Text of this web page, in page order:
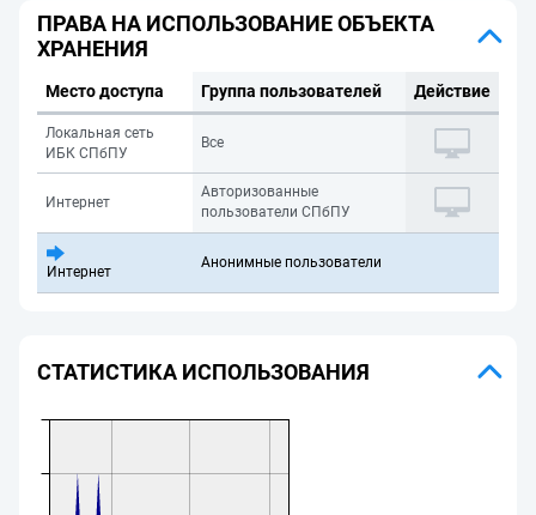
ПРАВА НА ИСПОЛЬЗОВАНИЕ ОБЪЕКТА
ХРАНЕНИЯ
Место доступа Группа пользователей Действие
Локальная сеть
ИБК СПбПУ
Все
Интернет
Авторизованные
пользователи СПбПУ
Интернет
Анонимные пользователи
СТАТИСТИКА ИСПОЛЬЗОВАНИЯ